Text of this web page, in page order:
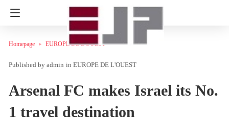
Homepage EUROPE DE L'OUEST
admin in EUROPE DE L'OUEST
Arsenal FC makes Israel its No.
1 travel destination